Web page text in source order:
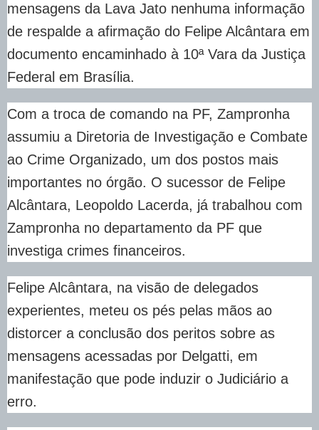
mensagens da Lava Jato nenhuma informação
de respalde a afirmação do Felipe Alcântara em
documento encaminhado à 10ª Vara da Justiça
Federal em Brasília.
Com a troca de comando na PF, Zampronha
assumiu a Diretoria de Investigação e Combate
ao Crime Organizado, um dos postos mais
importantes no órgão. O sucessor de Felipe
Alcântara, Leopoldo Lacerda, já trabalhou com
Zampronha no departamento da PF que
investiga crimes financeiros.
Felipe Alcântara, na visão de delegados
experientes, meteu os pés pelas mãos ao
distorcer a conclusão dos peritos sobre as
mensagens acessadas por Delgatti, em
manifestação que pode induzir o Judiciário a
erro.